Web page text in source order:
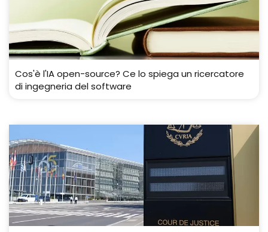
Cos'è l'IA open-source? Ce lo spiega un ricercatore
di ingegneria del software